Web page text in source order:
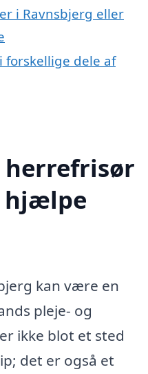
i Ravnsbjerg eller
forskellige dele af
herrefrisør
hjælpe
kan være en
pleje- og
ikke blot et sted
det er også et